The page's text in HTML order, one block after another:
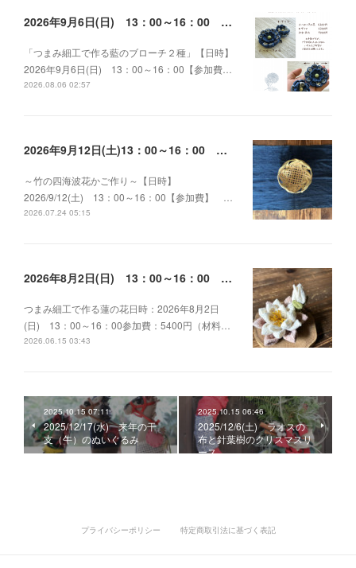
2026年9月6日(日) 13：00～16：00 つまみ細工で作る藍のブローチ２種
「つまみ細工で作る藍のブローチ２種」【日時】
2026年9月6日(日) 13：00～16：00【参加費…
2026.08.06 02:57
2026年9月12日(土)13：00～16：00 ～竹の四海波花かご作り～
～竹の四海波花かご作り～【日時】
2026/9/12(土) 13：00～16：00【参加費】 …
2026.07.24 05:15
2026年8月2日(日) 13：00～16：00 つまみ細工で作る蓮の花
つまみ細工で作る蓮の花日時：2026年8月2日
(日) 13：00～16：00参加費：5400円（材料…
2026.06.15 03:43
2025.10.15 07:11
2025/12/17(水) 来年の干
支（午）のぬいぐるみ
2025.10.15 06:46
2025/12/6(土) ラオスの
布と針葉樹のクリスマスリ
ース
プライバシーポリシー 特定商取引法に基づく表記